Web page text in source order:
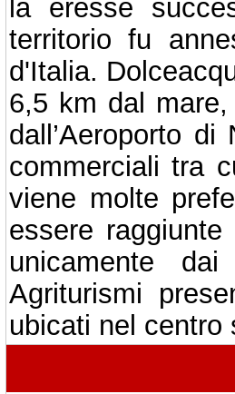
la eresse
territorio fu
d'Italia.
6,5 km dal
dall’Aeroporto
commerciali tra
viene molte
essere
unicamente
Agriturismi
ubicati nel centro